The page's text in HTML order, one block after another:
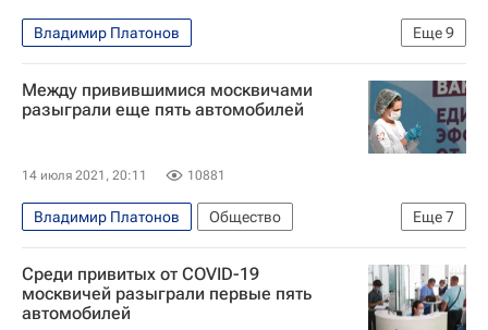
Еще9
Владимир Платонов
Распространение коронавируса
Общество
Москва
Здоровье - Общество
Коронавирус в России
Сергей Собянин
Московская торгово-промышленная палата
Между привившимися москвичами
разыграли еще пять автомобилей
14 июля 2021, 20:11 10881
Еще7
Владимир Платонов
Общество
Сергей Собянин
Московская торгово-промышленная палата
Юрий Грымов
Cреди привитых от COVID-19
москвичей разыграли первые пять
автомобилей